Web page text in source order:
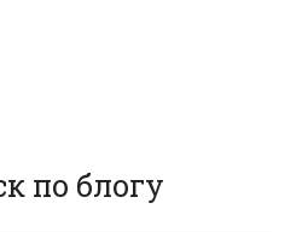
по блогу